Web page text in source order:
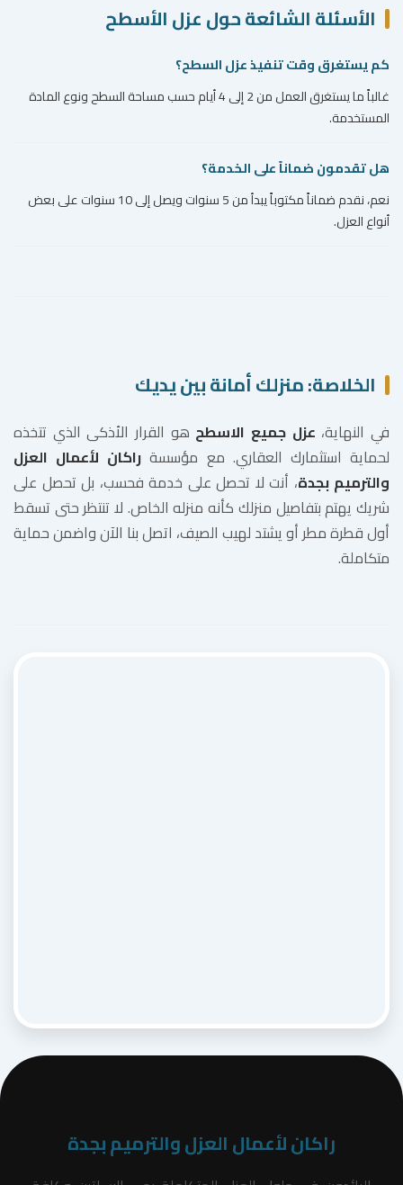
الأسئلة الشائعة حول عزل الأسطح
كم يستغرق وقت تنفيذ عزل السطح؟
غالباً ما يستغرق العمل من 2 إلى 4 أيام حسب مساحة السطح ونوع المادة
المستخدمة.
هل تقدمون ضماناً على الخدمة؟
نعم، نقدم ضماناً مكتوباً يبدأ من 5 سنوات ويصل إلى 10 سنوات على بعض
أنواع العزل.
الخلاصة: منزلك أمانة بين يديك
في النهاية، عزل جميع الاسطح هو القرار الأذكى الذي تتخذه
لحماية استثمارك العقاري. مع مؤسسة راكان لأعمال العزل
والترميم بجدة، أنت لا تحصل على خدمة فحسب، بل تحصل على
شريك يهتم بتفاصيل منزلك كأنه منزله الخاص. لا تنتظر حتى تسقط
أول قطرة مطر أو يشتد لهيب الصيف، اتصل بنا الآن واضمن حماية
متكاملة.
راكان لأعمال العزل والترميم بجدة